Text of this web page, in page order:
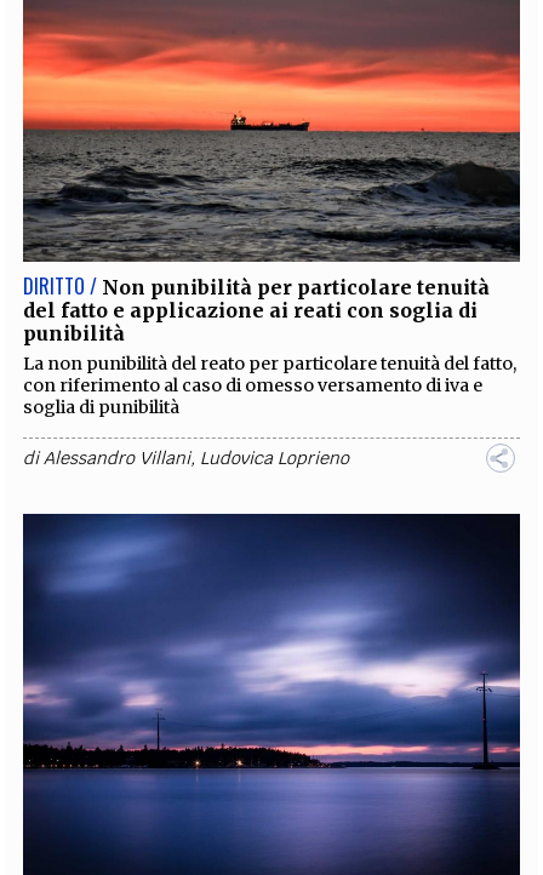
DIRITTO / Non punibilità per particolare tenuità
del fatto e applicazione ai reati con soglia di
punibilità
La non punibilità del reato per particolare tenuità del fatto,
con riferimento al caso di omesso versamento di iva e
soglia di punibilità
diAlessandro Villani, Ludovica Loprieno